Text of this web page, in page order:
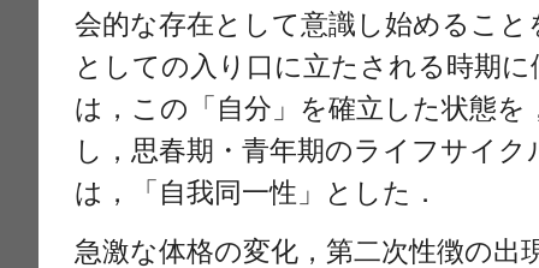
会的な存在として意識し始めるこ
としての入り口に立たされる時期
は，この「自分」を確立した状態
し，思春期・青年期のライフサイ
は，「自我同一性」とした．
急激な体格の変化，第二次性徴の出